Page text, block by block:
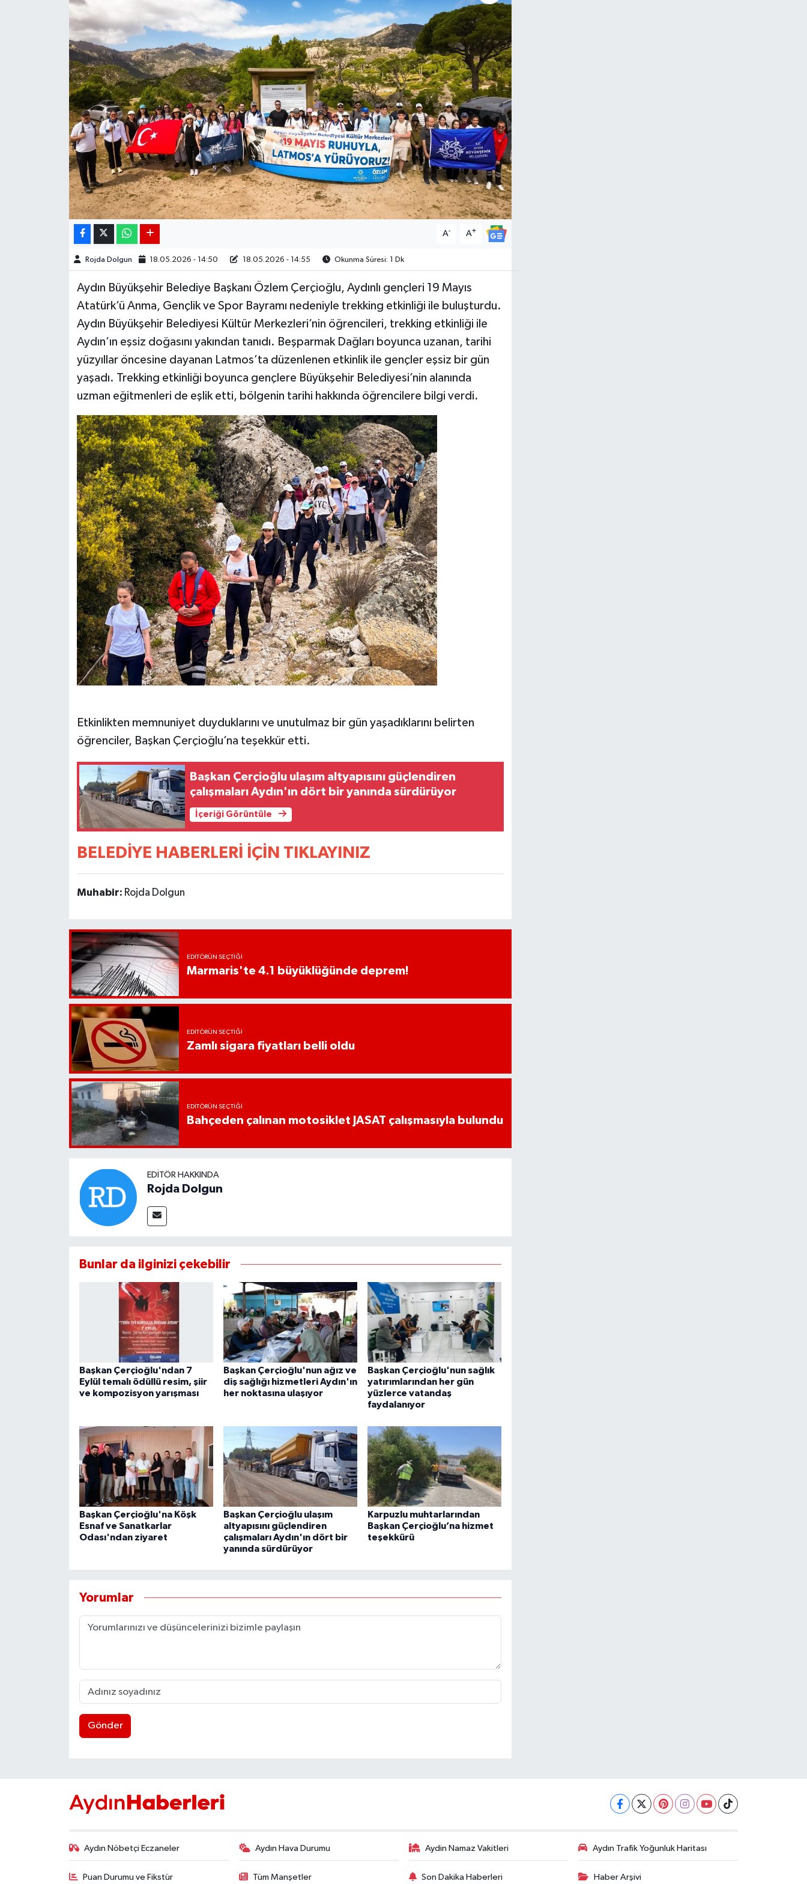
A- A+
Rojda Dolgun 18.05.2026 - 14:50 18.05.2026 - 14:55 Okunma Süresi: 1 Dk
Aydın Büyükşehir Belediye Başkanı Özlem Çerçioğlu, Aydınlı gençleri 19 Mayıs
Atatürk’ü Anma, Gençlik ve Spor Bayramı nedeniyle trekking etkinliği ile buluşturdu.
Aydın Büyükşehir Belediyesi Kültür Merkezleri’nin öğrencileri, trekking etkinliği ile
Aydın’ın eşsiz doğasını yakından tanıdı. Beşparmak Dağları boyunca uzanan, tarihi
yüzyıllar öncesine dayanan Latmos’ta düzenlenen etkinlik ile gençler eşsiz bir gün
yaşadı. Trekking etkinliği boyunca gençlere Büyükşehir Belediyesi’nin alanında
uzman eğitmenleri de eşlik etti, bölgenin tarihi hakkında öğrencilere bilgi verdi.
Etkinlikten memnuniyet duyduklarını ve unutulmaz bir gün yaşadıklarını belirten
öğrenciler, Başkan Çerçioğlu’na teşekkür etti.
Başkan Çerçioğlu ulaşım altyapısını güçlendiren
çalışmaları Aydın'ın dört bir yanında sürdürüyor
İçeriği Görüntüle
BELEDİYE HABERLERİ İÇİN TIKLAYINIZ
Muhabir: Rojda Dolgun
EDITÖRÜN SEÇTIĞI
Marmaris'te 4.1 büyüklüğünde deprem!
EDITÖRÜN SEÇTIĞI
Zamlı sigara fiyatları belli oldu
EDITÖRÜN SEÇTIĞI
Bahçeden çalınan motosiklet JASAT çalışmasıyla bulundu
EDITÖR HAKKINDA
Rojda Dolgun
Bunlar da ilginizi çekebilir
Başkan Çerçioğlu'ndan 7
Eylül temalı ödüllü resim, şiir
ve kompozisyon yarışması
Başkan Çerçioğlu'nun ağız ve
diş sağlığı hizmetleri Aydın'ın
her noktasına ulaşıyor
Başkan Çerçioğlu'nun sağlık
yatırımlarından her gün
yüzlerce vatandaş
faydalanıyor
Başkan Çerçioğlu'na Köşk
Esnaf ve Sanatkarlar
Odası'ndan ziyaret
Başkan Çerçioğlu ulaşım
altyapısını güçlendiren
çalışmaları Aydın'ın dört bir
yanında sürdürüyor
Karpuzlu muhtarlarından
Başkan Çerçioğlu’na hizmet
teşekkürü
Yorumlar
Gönder
Aydın Nöbetçi Eczaneler Aydın Hava Durumu Aydin Namaz Vakitleri Aydın Trafik Yoğunluk Haritası
Puan Durumu ve Fikstür Tüm Manşetler Son Dakika Haberleri Haber Arşivi
EĞİTİM
EKOLOJİ VE ÇEVRE
BİLİM VE TEKNOLOJİ
GÜNDEM
HABERDE İNSAN
KÜLTÜR SANAT
ÖZEL HABER
ŞİRKET HABERLERİ
TEKNOLOJİ
AFYONKARAHİSAR
KÜTAHYA